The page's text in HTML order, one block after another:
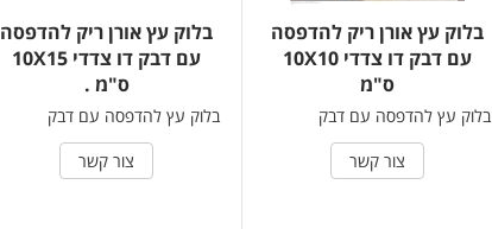
בלוק עץ אורן ריק להדפסה
עם דבק דו צדדי 10X10
ס"מ
בלוק עץ להדפסה עם דבק
צור קשר
בלוק עץ אורן ריק להדפסה
עם דבק דו צדדי 10X15
ס"מ .
בלוק עץ להדפסה עם דבק
צור קשר